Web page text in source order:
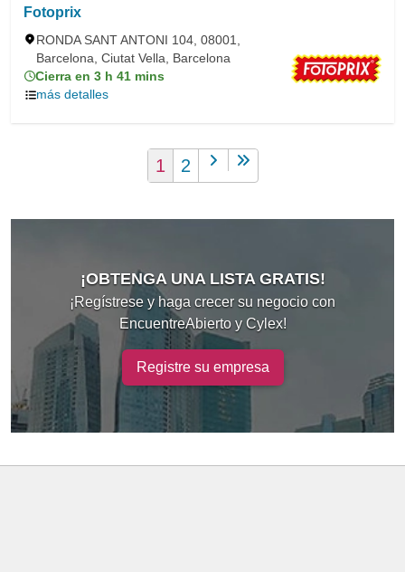
Fotoprix
RONDA SANT ANTONI 104, 08001,
Barcelona, Ciutat Vella, Barcelona
Cierra en 3 h 41 mins
más detalles
1 2
¡OBTENGA UNA LISTA GRATIS!
¡Regístrese y haga crecer su negocio con
EncuentreAbierto y Cylex!
Registre su empresa